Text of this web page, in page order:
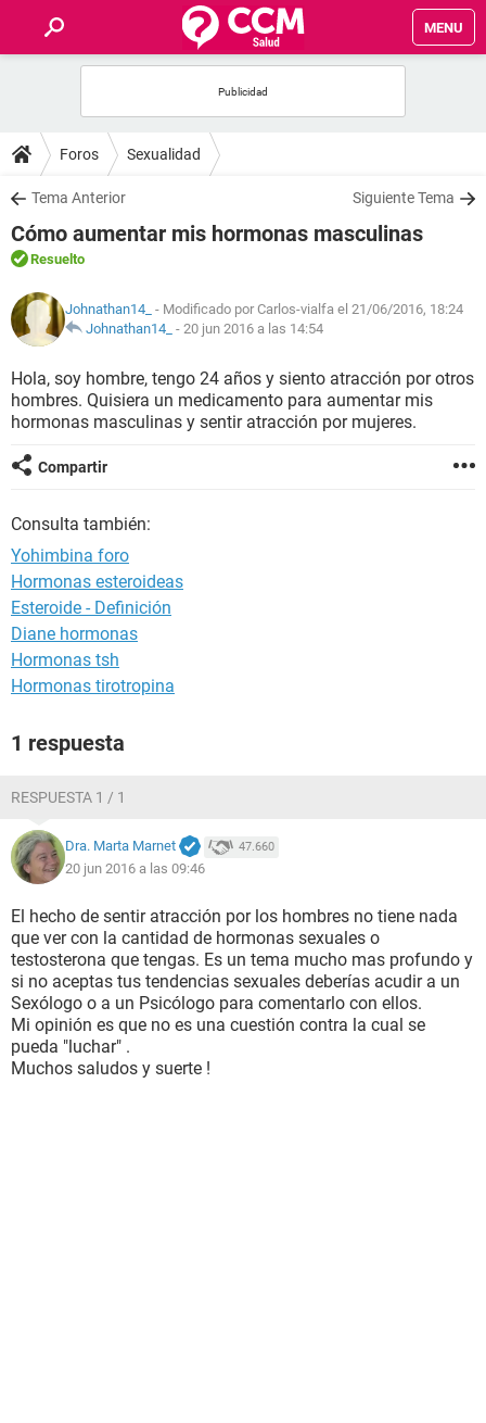
MENU
FOROS
SALUD
FAMILIA
NUTRICIÓN
SEXUALIDAD
GLOSARIO
Foros Sexualidad
Tema Anterior Siguiente Tema
Cómo aumentar mis hormonas masculinas
Resuelto
Johnathan14_ - Modificado por Carlos-vialfa el 21/06/2016, 18:24
Johnathan14_ - 20 jun 2016 a las 14:54
Hola, soy hombre, tengo 24 años y siento atracción por otros
hombres. Quisiera un medicamento para aumentar mis
hormonas masculinas y sentir atracción por mujeres.
Compartir
Consulta también:
Yohimbina foro
Hormonas esteroideas
Esteroide - Definición
Diane hormonas
Hormonas tsh
Hormonas tirotropina
1 respuesta
RESPUESTA 1 / 1
Dra. Marta Marnet 47.660
20 jun 2016 a las 09:46
El hecho de sentir atracción por los hombres no tiene nada
que ver con la cantidad de hormonas sexuales o
testosterona que tengas. Es un tema mucho mas profundo y
si no aceptas tus tendencias sexuales deberías acudir a un
Sexólogo o a un Psicólogo para comentarlo con ellos.
Mi opinión es que no es una cuestión contra la cual se
pueda "luchar" .
Muchos saludos y suerte !